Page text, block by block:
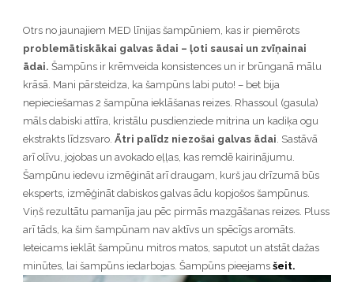
Otrs no jaunajiem MED līnijas šampūniem, kas ir piemērots
problemātiskākai galvas ādai – ļoti sausai un zvīņainai
ādai. Šampūns ir krēmveida konsistences un ir brūnganā mālu
krāsā. Mani pārsteidza, ka šampūns labi puto! – bet bija
nepieciešamas 2 šampūna ieklāšanas reizes. Rhassoul (gasula)
māls dabiski attīra, kristālu pusdienziede mitrina un kadiķa ogu
ekstrakts līdzsvaro. Ātri palīdz niezošai galvas ādai. Sastāvā
arī olīvu, jojobas un avokado eļļas, kas remdē kairinājumu.
Šampūnu iedevu izmēģināt arī draugam, kurš jau drīzumā būs
eksperts, izmēģināt dabiskos galvas ādu kopjošos šampūnus.
Viņš rezultātu pamanīja jau pēc pirmās mazgāšanas reizes. Pluss
arī tāds, ka šim šampūnam nav aktīvs un spēcīgs aromāts.
Ieteicams ieklāt šampūnu mitros matos, saputot un atstāt dažas
minūtes, lai šampūns iedarbojas. Šampūns pieejams šeit.